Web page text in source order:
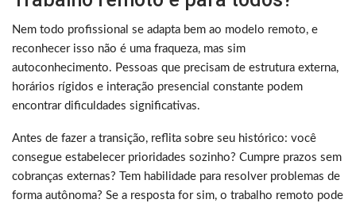
Nem todo profissional se adapta bem ao modelo remoto, e
reconhecer isso não é uma fraqueza, mas sim
autoconhecimento. Pessoas que precisam de estrutura externa,
horários rígidos e interação presencial constante podem
encontrar dificuldades significativas.
Antes de fazer a transição, reflita sobre seu histórico: você
consegue estabelecer prioridades sozinho? Cumpre prazos sem
cobranças externas? Tem habilidade para resolver problemas de
forma autônoma? Se a resposta for sim, o trabalho remoto pode